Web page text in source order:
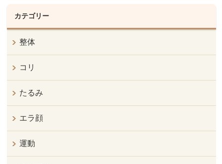
カテゴリー
整体
コリ
たるみ
エラ顔
運動